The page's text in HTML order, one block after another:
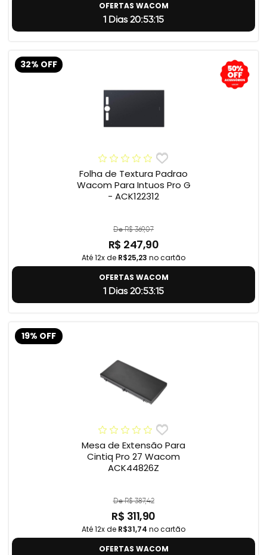
OFERTAS WACOM
1 Dias 20:53:14
32% OFF
Folha de Textura Padrao
Wacom Para Intuos Pro G
- ACK122312
De R$ 369,07
R$ 247,90
Até 12x de R$25,23 no cartão
OFERTAS WACOM
1 Dias 20:53:14
19% OFF
Mesa de Extensão Para
Cintiq Pro 27 Wacom
ACK44826Z
De R$ 387,42
R$ 311,90
Até 12x de R$31,74 no cartão
OFERTAS WACOM